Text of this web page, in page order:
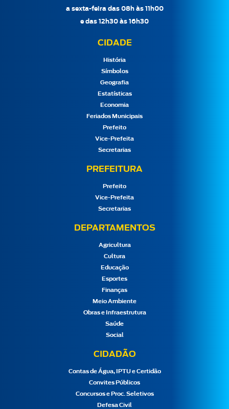
a sexta-feira das 08h às 11h00
e das 12h30 às 16h30
CIDADE
História
Símbolos
Geografia
Estatísticas
Economia
Feriados Municipais
Prefeito
Vice-Prefeita
Secretarias
PREFEITURA
Prefeito
Vice-Prefeita
Secretarias
DEPARTAMENTOS
Agricultura
Cultura
Educação
Esportes
Finanças
Meio Ambiente
Obras e Infraestrutura
Saúde
Social
CIDADÃO
Contas de Água, IPTU e Certidão
Convites Públicos
Concursos e Proc. Seletivos
Defesa Civil